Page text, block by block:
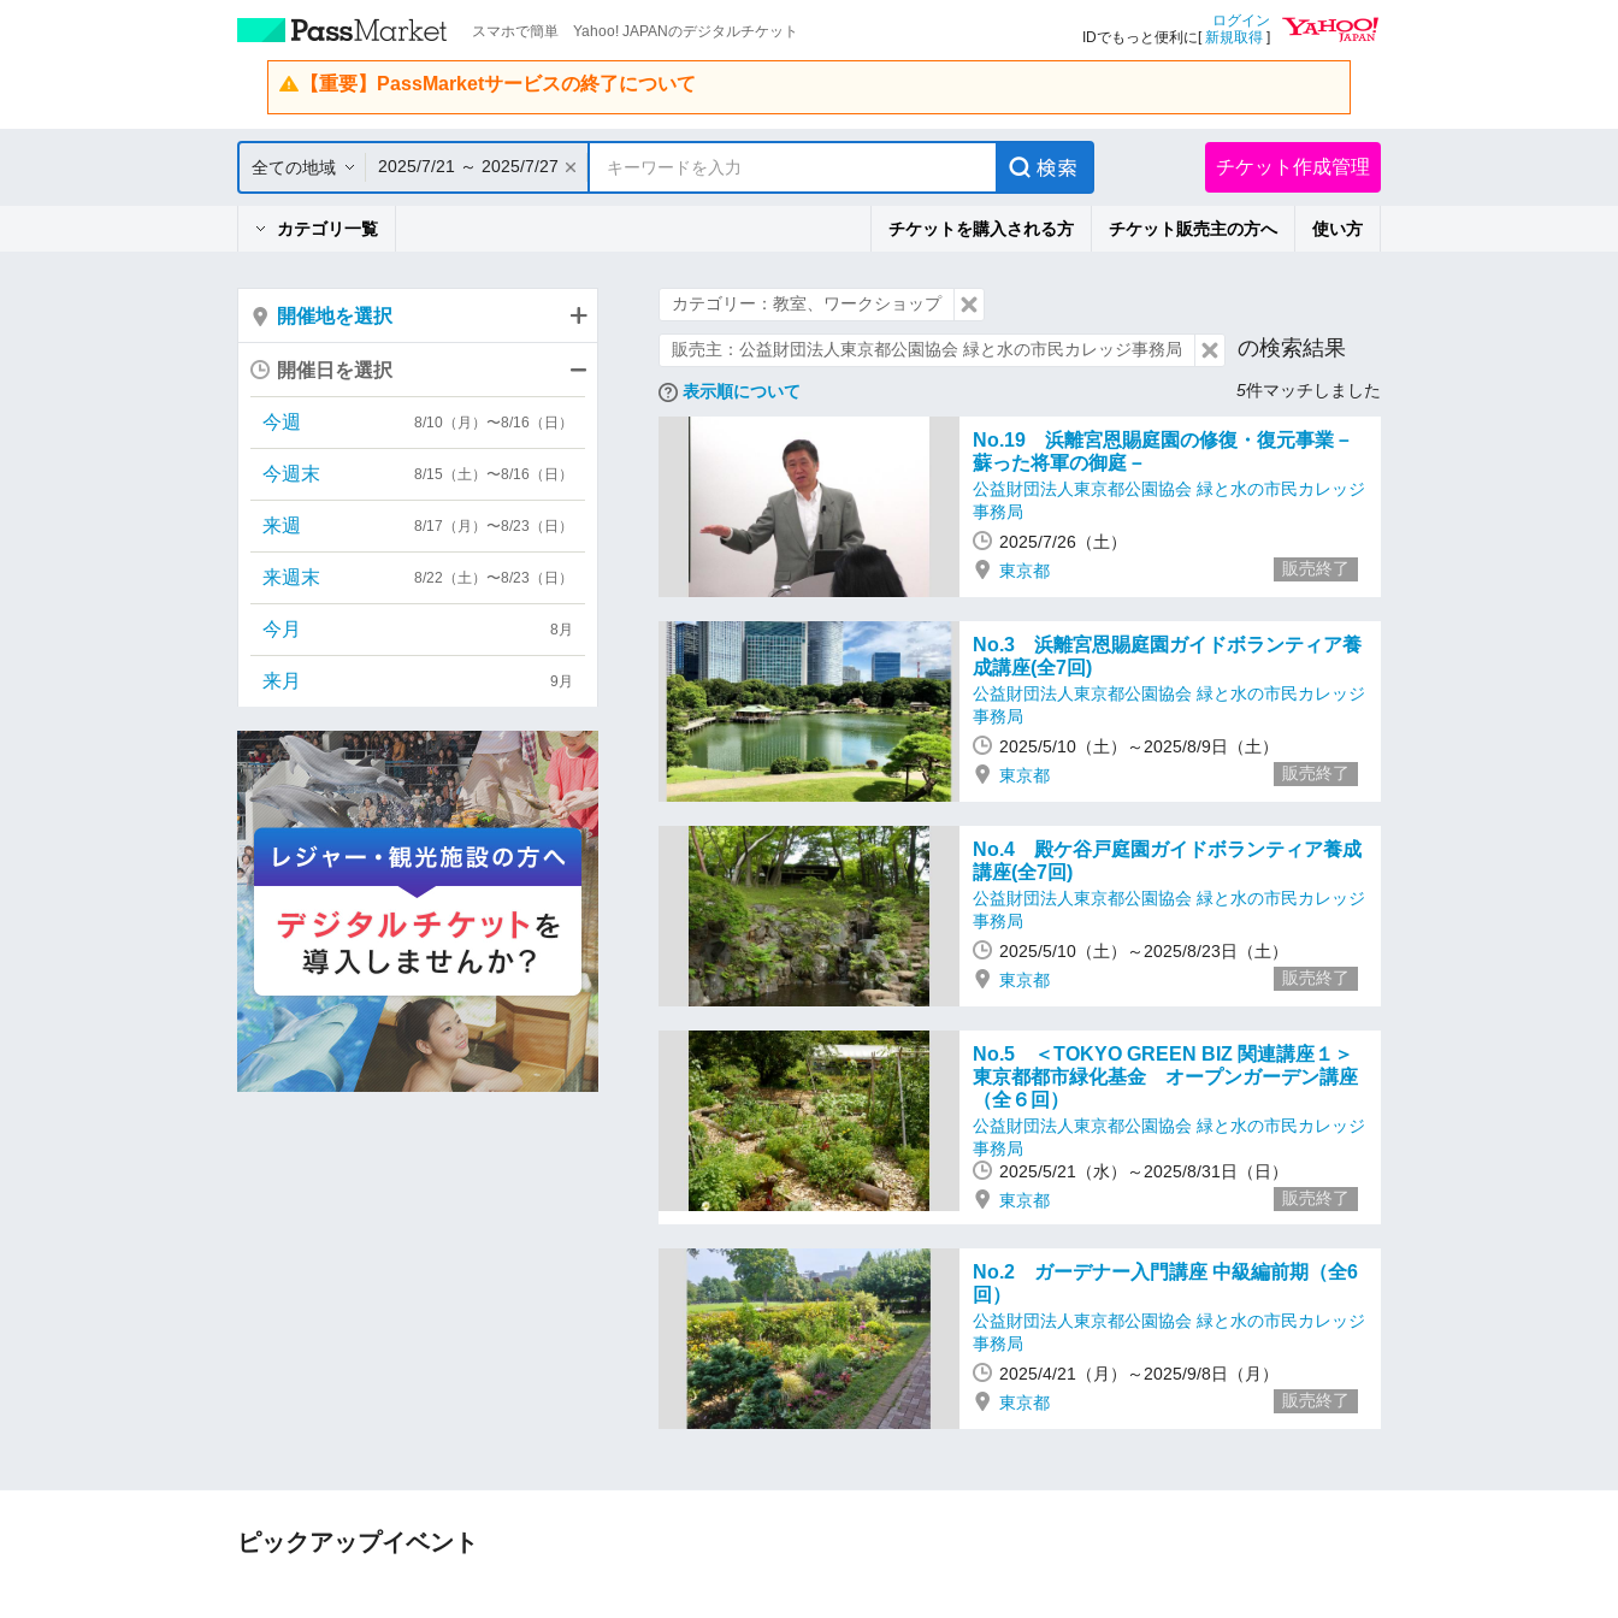
スマホで簡単 Yahoo! JAPANのデジタルチケット
ログイン
IDでもっと便利に[新規取得 ]
【重要】PassMarketサービスの終了について
全ての地域 2025/7/21 ～ 2025/7/27 キーワードを入力 チケット作成管理
カテゴリ一覧 チケットを購入される方 チケット販売主の方へ 使い方
カテゴリー：教室、ワークショップ
販売主：公益財団法人東京都公園協会 緑と水の市民カレッジ事務局 の検索結果
表示順について 5件マッチしました
No.19 浜離宮恩賜庭園の修復・復元事業－
蘇った将軍の御庭－
公益財団法人東京都公園協会 緑と水の市民カレッジ
事務局
2025/7/26（土）
東京都
販売終了
No.3 浜離宮恩賜庭園ガイドボランティア養
成講座(全7回)
公益財団法人東京都公園協会 緑と水の市民カレッジ
事務局
2025/5/10（土）～2025/8/9日（土）
東京都
販売終了
No.4 殿ケ谷戸庭園ガイドボランティア養成
講座(全7回)
公益財団法人東京都公園協会 緑と水の市民カレッジ
事務局
2025/5/10（土）～2025/8/23日（土）
東京都
販売終了
No.5 ＜TOKYO GREEN BIZ 関連講座１＞
東京都都市緑化基金 オープンガーデン講座
（全６回）
公益財団法人東京都公園協会 緑と水の市民カレッジ
事務局
2025/5/21（水）～2025/8/31日（日）
東京都
販売終了
No.2 ガーデナー入門講座 中級編前期（全6
回）
公益財団法人東京都公園協会 緑と水の市民カレッジ
事務局
2025/4/21（月）～2025/9/8日（月）
東京都
販売終了
開催地を選択
開催日を選択
今週 8/10（月）〜8/16（日）
今週末 8/15（土）〜8/16（日）
来週 8/17（月）〜8/23（日）
来週末 8/22（土）〜8/23（日）
今月 8月
来月 9月
ピックアップイベント